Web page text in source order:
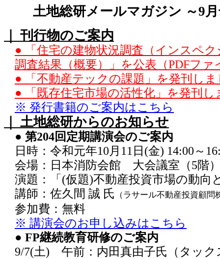
土地総研メールマガジン ～9
｜ 刊行物のご案内
● 「住宅の建物状況調査（インスペ
調査結果（概要）」を公表（PDFファ
● 「不動産テックの課題」を発刊し
● 「既存住宅市場の活性化」を発刊し
※ 発行書籍のご案内はこちら
｜ 土地総研からのお知らせ
● 第204回定期講演会のご案内
日時：令和元年10月11日(金) 14:00～
会場：日本消防会館 大会議室（5階
演題：「(仮題)不動産投資市場の動向
講師：佐久間 誠 氏
（ラサール不動産投資顧問
参加費：無料
※ 講演会のお申し込みはこちら
● FP継続教育研修のご案内
9/7(土) 午前：内田真由子氏（タック